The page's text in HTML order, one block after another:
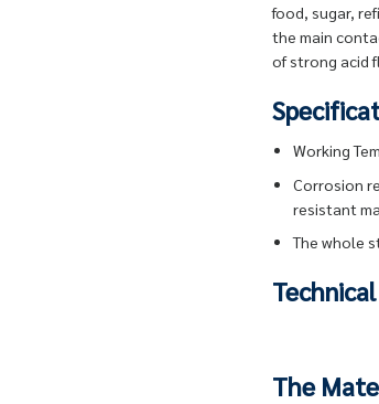
food, sugar,
the main
of strong acid
Corrosion
resistant
The whole
The